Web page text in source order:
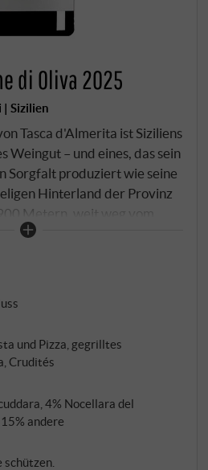
di Oliva 2025
| Sizilien
Tasca d'Almerita ist Siziliens
Weingut – und eines, das sein
Sorgfalt produziert wie seine
Hinterland der Provinz
Metern, weit weg vom
Ein Terroir, das
seine Vielschichtigkeit:
mit 67%, ergänzt von
Belice, Coratina sowie
Leccino und Frantoio.
und Pizza, gegrilltes
Crudités
4% Nocellara del
andere